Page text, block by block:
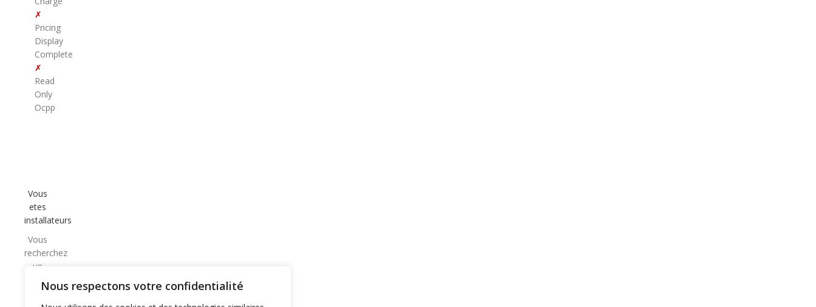
Nous respectons votre confidentialité
✗
Pricing
Display
Complete
✗
Read
Only
Ocpp
Vous
etes
installateurs
Vous
recherchez
un
partenaire
CPO